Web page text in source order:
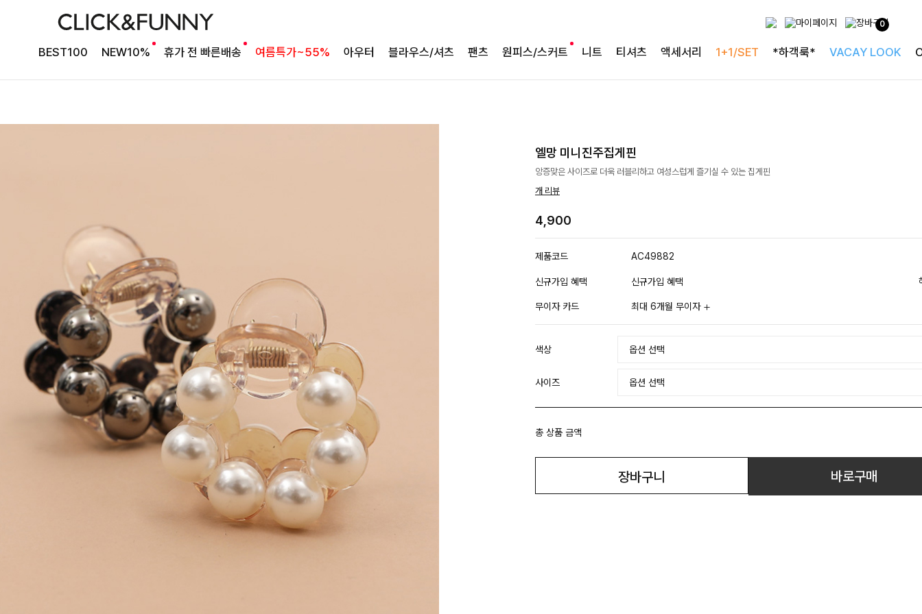
0
BEST100 NEW10% 휴가 전 빠른배송 여름특가~55% 아우터 블라우스/셔츠 팬츠 원피스/스커트 니트 티셔츠 액세서리 1+1/SET *하객룩* VACAY LOOK
엘망 미니진주집게핀
앙증맞은 사이즈로 더욱 러블리하고 여성스럽게 즐기실 수 있는 집게핀
개 리뷰
4,900
제품코드 AC49882
신규가입 혜택 신규가입 혜택
무이자 카드 최대 6개월 무이자
색상
사이즈
총 상품 금액
장바구니 바로구매